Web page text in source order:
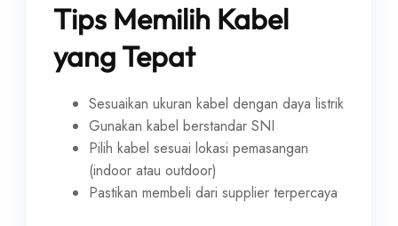
Tips Memilih Kabel
yang Tepat
Sesuaikan ukuran kabel dengan daya listrik
Gunakan kabel berstandar SNI
Pilih kabel sesuai lokasi pemasangan
(indoor atau outdoor)
Pastikan membeli dari supplier terpercaya